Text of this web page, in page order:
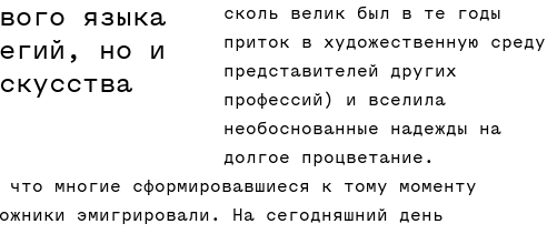
языка
но и
сколь велик был в те годы
приток в художественную среду
представителей других
профессий) и вселила
необоснованные надежды на
долгое процветание.
что многие сформировавшиеся к тому моменту
эмигрировали. На сегодняшний день